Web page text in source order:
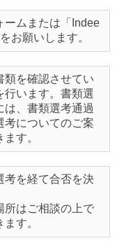
ームまたは「Indee
お願いします。
類を確認させてい
行います。書類選
は、書類選考通過
考についてのご案
す。
考を経て合否を決
はご相談の上で
す。